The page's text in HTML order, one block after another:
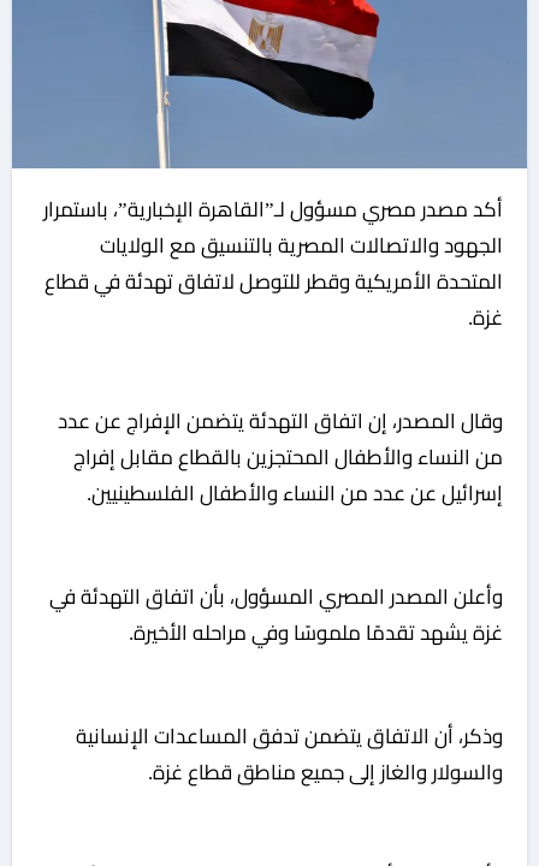
أكد مصدر مصري مسؤول لـ”القاهرة الإخبارية”، باستمرار
الجهود والاتصالات المصرية بالتنسيق مع الولايات
المتحدة الأمريكية وقطر للتوصل لاتفاق تهدئة في قطاع
غزة.
وقال المصدر، إن اتفاق التهدئة يتضمن الإفراج عن عدد
من النساء والأطفال المحتجزين بالقطاع مقابل إفراج
إسرائيل عن عدد من النساء والأطفال الفلسطينيين.
وأعلن المصدر المصري المسؤول، بأن اتفاق التهدئة في
غزة يشهد تقدمًا ملموسًا وفي مراحله الأخيرة.
وذكر، أن الاتفاق يتضمن تدفق المساعدات الإنسانية
والسولار والغاز إلى جميع مناطق قطاع غزة.